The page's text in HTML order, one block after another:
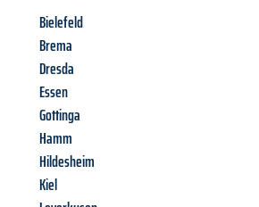
Bielefeld
Brema
Dresda
Essen
Gottinga
Hamm
Hildesheim
Kiel